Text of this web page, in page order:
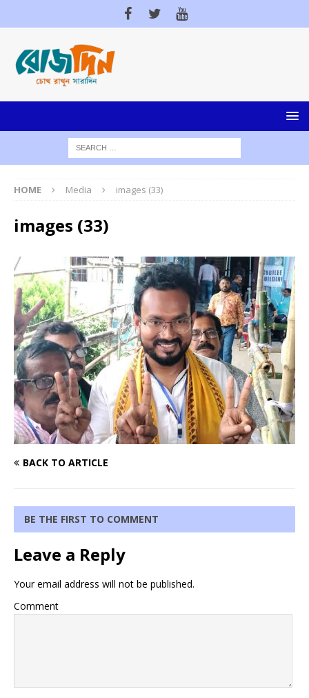
HOME Media images (33)
images (33)
BACK TO ARTICLE
BE THE FIRST TO COMMENT
Leave a Reply
Your email address will not be published.
Comment